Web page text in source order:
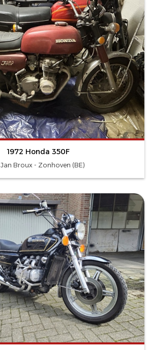
1972 Honda 350F
Jan Broux - Zonhoven (BE)